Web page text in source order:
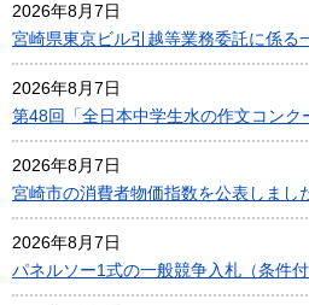
2026年8月7日
宮崎県東京ビル引越等業務委託に係る
2026年8月7日
第48回「全日本中学生水の作文コンク
2026年8月7日
宮崎市の消費者物価指数を公表しまし
2026年8月7日
パネルソー1式の一般競争入札（条件